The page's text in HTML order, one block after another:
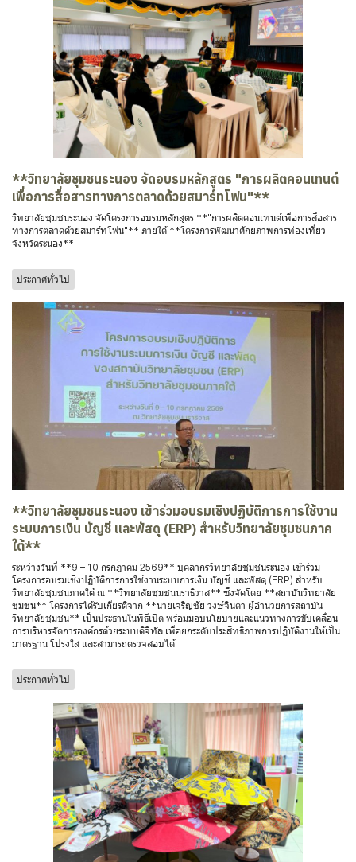
**วิทยาลัยชุมชนระนอง จัดอบรมหลักสูตร "การผลิตคอนเทนต์
เพื่อการสื่อสารทางการตลาดด้วยสมาร์ทโฟน"**
วิทยาลัยชุมชนระนอง จัดโครงการอบรมหลักสูตร **"การผลิตคอนเทนต์เพื่อการสื่อสาร
ทางการตลาดด้วยสมาร์ทโฟน"** ภายใต้ **โครงการพัฒนาศักยภาพการท่องเที่ยว
จังหวัดระนอง**
ประกาศทั่วไป
**วิทยาลัยชุมชนระนอง เข้าร่วมอบรมเชิงปฏิบัติการการใช้งาน
ระบบการเงิน บัญชี และพัสดุ (ERP) สำหรับวิทยาลัยชุมชนภาค
ใต้**
ระหว่างวันที่ **9 – 10 กรกฎาคม 2569** บุคลากรวิทยาลัยชุมชนระนอง เข้าร่วม
โครงการอบรมเชิงปฏิบัติการการใช้งานระบบการเงิน บัญชี และพัสดุ (ERP) สำหรับ
วิทยาลัยชุมชนภาคใต้ ณ **วิทยาลัยชุมชนนราธิวาส** ซึ่งจัดโดย **สถาบันวิทยาลัย
ชุมชน** โครงการได้รับเกียรติจาก **นายเจริญชัย วงษ์จินดา ผู้อำนวยการสถาบัน
วิทยาลัยชุมชน** เป็นประธานในพิธีเปิด พร้อมมอบนโยบายและแนวทางการขับเคลื่อน
การบริหารจัดการองค์กรด้วยระบบดิจิทัล เพื่อยกระดับประสิทธิภาพการปฏิบัติงานให้เป็น
มาตรฐาน โปร่งใส และสามารถตรวจสอบได้
ประกาศทั่วไป